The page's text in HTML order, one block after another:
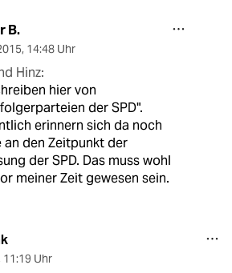
B.
, 14:48 Uhr
Hinz:
hier von
der SPD".
erinnern sich da noch
an den Zeitpunkt der
der SPD. Das muss wohl
meiner Zeit gewesen sein.
11:19 Uhr